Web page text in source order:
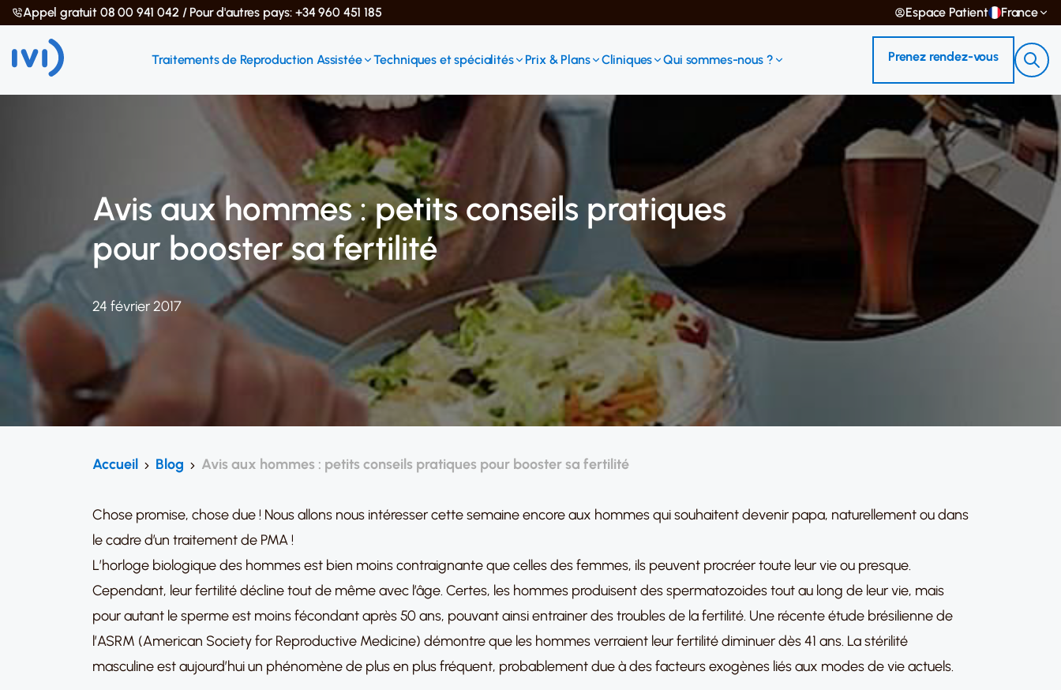
Appel gratuit 08 00 941 042 / Pour d'autres pays: +34 960 451 185 Espace Patient France
Traitements de Reproduction Assistée Techniques et spécialités Prix & Plans Cliniques Qui sommes-nous ? Prenez rendez-vous
Avis aux hommes : petits conseils pratiques
pour booster sa fertilité
24 février 2017
Accueil Blog Avis aux hommes : petits conseils pratiques pour booster sa fertilité
Chose promise, chose due ! Nous allons nous intéresser cette semaine encore aux hommes qui souhaitent devenir papa, naturellement ou dans
le cadre d’un traitement de PMA !
L’horloge biologique des hommes est bien moins contraignante que celles des femmes, ils peuvent procréer toute leur vie ou presque.
Cependant, leur fertilité décline tout de même avec l’âge. Certes, les hommes produisent des spermatozoides tout au long de leur vie, mais
pour autant le sperme est moins fécondant après 50 ans, pouvant ainsi entrainer des troubles de la fertilité. Une récente étude brésilienne de
l’ASRM (American Society for Reproductive Medicine) démontre que les hommes verraient leur fertilité diminuer dès 41 ans. La stérilité
masculine est aujourd’hui un phénomène de plus en plus fréquent, probablement due à des facteurs exogènes liés aux modes de vie actuels.